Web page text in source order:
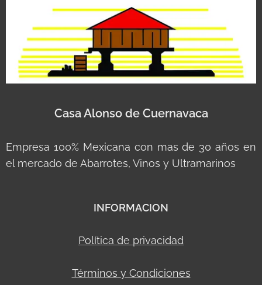
Casa Alonso de Cuernavaca
Empresa 100% Mexicana con mas de 30 años en
el mercado de Abarrotes, Vinos y Ultramarinos
INFORMACION
Política de privacidad
Términos y Condiciones